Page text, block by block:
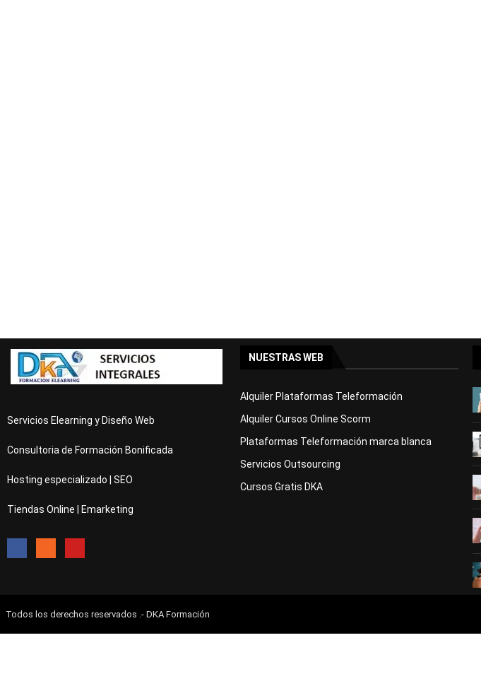
Servicios Elearning y Diseño Web
Consultoria de Formación Bonificada
Hosting especializado | SEO
Tiendas Online | Emarketing
NUESTRAS WEB
Alquiler Plataformas Teleformación
Alquiler Cursos Online Scorm
Plataformas Teleformación marca blanca
Servicios Outsourcing
Cursos Gratis DKA
Todos los derechos reservados .- DKA Formación